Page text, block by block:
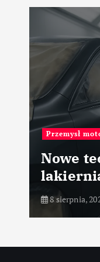
Przemysł
Nowe
8 sierpnia,